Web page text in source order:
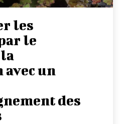
les
le
un
des